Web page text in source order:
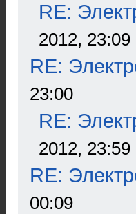
RE:
2012, 23:09
RE:
23:00
RE:
2012, 23:59
RE:
00:09